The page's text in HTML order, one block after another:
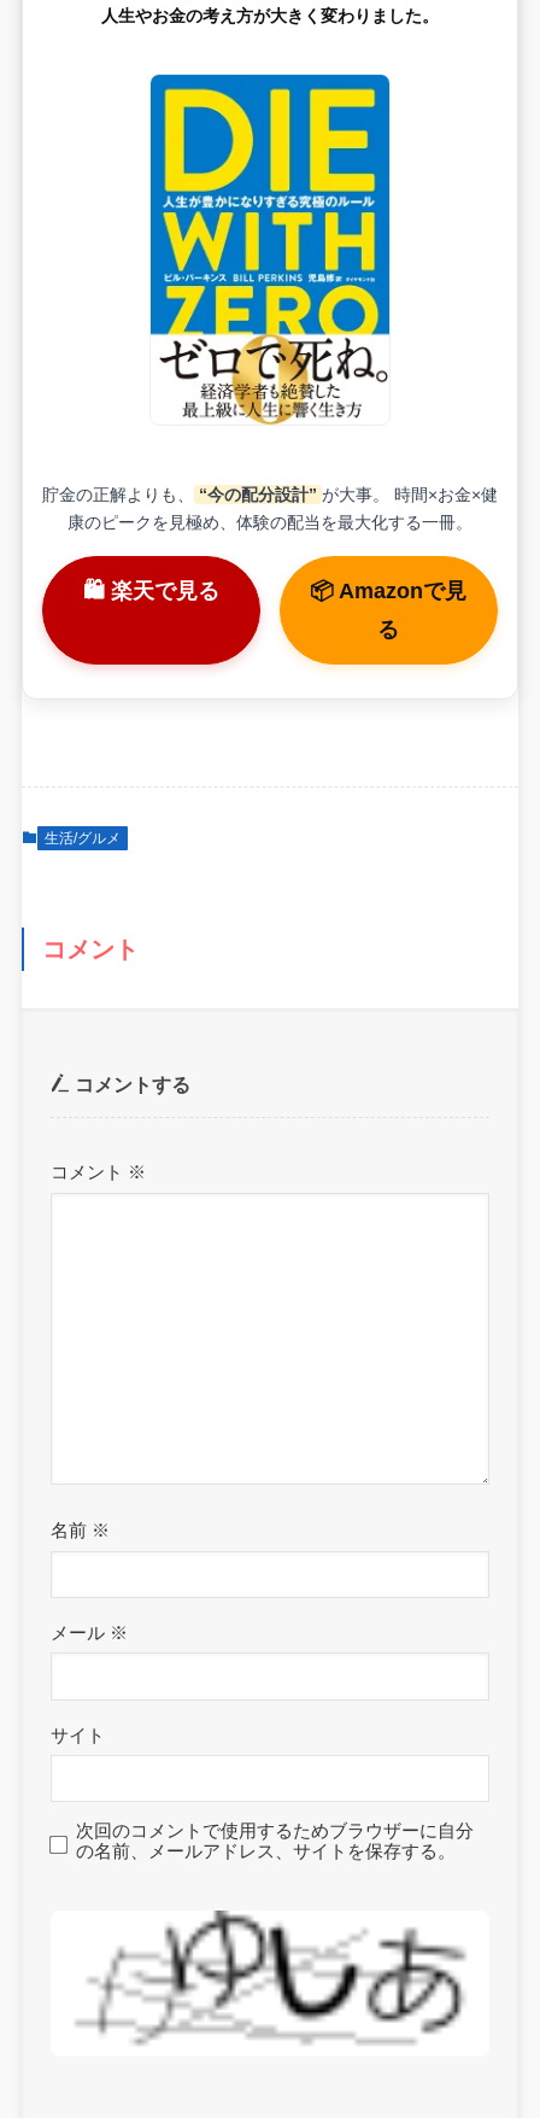
人生やお金の考え方が大きく変わりました。
貯金の正解よりも、 “今の配分設計” が大事。 時間×お金×健
康のピークを見極め、体験の配当を最大化する一冊。
🛍 楽天で見る
📦 Amazonで見
る
生活/グルメ
コメント
コメントする
コメント ※
名前 ※
メール ※
サイト
次回のコメントで使用するためブラウザーに自分
の名前、メールアドレス、サイトを保存する。